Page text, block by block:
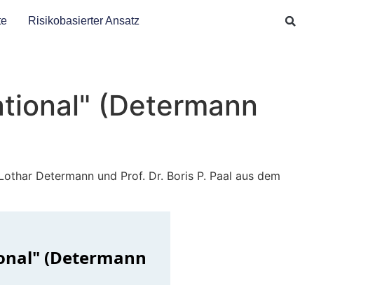
Risikobasierter Ansatz
(Determann
Determann und Prof. Dr. Boris P. Paal aus dem